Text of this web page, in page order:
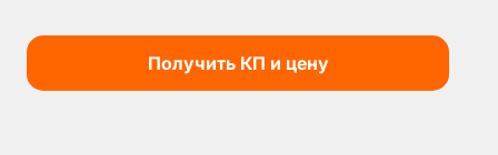
Получить КП и цену